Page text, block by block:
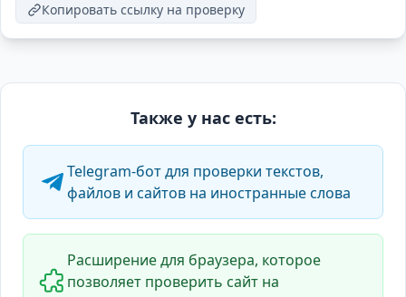
Копировать ссылку на проверку
Также у нас есть:
Telegram-бот для проверки текстов,
файлов и сайтов на иностранные слова
Расширение для браузера, которое
позволяет проверить сайт на